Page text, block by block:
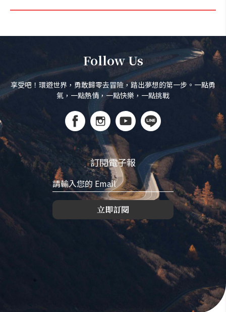
Follow Us
享受吧！環遊世界，勇敢歸零去冒險，踏出夢想的第一步。一點勇
氣，一點熱情，一點快樂，一點挑戰
訂閱電子報
立即訂閱